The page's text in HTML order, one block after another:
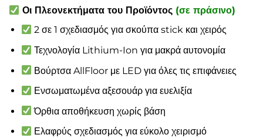
Οι Πλεονεκτήματα του Προϊόντος (σε πράσινο)
2 σε 1 σχεδιασμός για σκούπα stick και χειρός
Τεχνολογία Lithium-Ion για μακρά αυτονομία
Βούρτσα AllFloor με LED για όλες τις επιφάνειες
Ενσωματωμένα αξεσουάρ για ευελιξία
Όρθια αποθήκευση χωρίς βάση
Ελαφρύς σχεδιασμός για εύκολο χειρισμό